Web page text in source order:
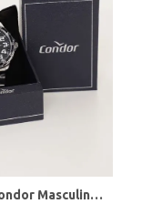
Relógio Condor Masculino PRATA